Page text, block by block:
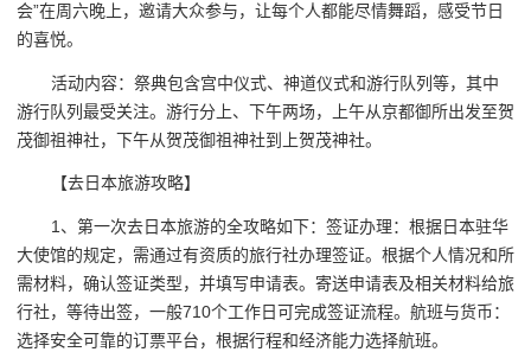
会”在周六晚上，邀请大众参与，让每个人都能尽情舞蹈，感受节日
的喜悦。
活动内容：祭典包含宫中仪式、神道仪式和游行队列等，其中
游行队列最受关注。游行分上、下午两场，上午从京都御所出发至贺
茂御祖神社，下午从贺茂御祖神社到上贺茂神社。
【去日本旅游攻略】
1、第一次去日本旅游的全攻略如下：签证办理：根据日本驻华
大使馆的规定，需通过有资质的旅行社办理签证。根据个人情况和所
需材料，确认签证类型，并填写申请表。寄送申请表及相关材料给旅
行社，等待出签，一般710个工作日可完成签证流程。航班与货币：
选择安全可靠的订票平台，根据行程和经济能力选择航班。